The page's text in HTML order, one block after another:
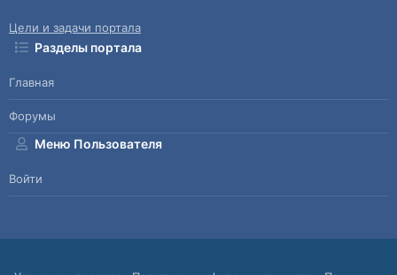
Цели и задачи портала
Разделы портала
Главная
Форумы
Меню Пользователя
Войти